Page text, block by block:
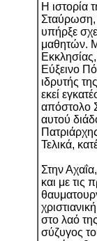
Η ιστορία
Σταύρωση,
υπήρξε
μαθητών.
Εύξεινο
ιδρυτής
εκεί
απόστολο
αυτού
Τελικά,
Στην
και με τις
στο λαό
σύζυγος